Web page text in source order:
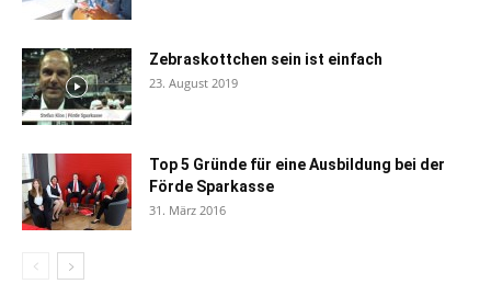
Zebraskottchen sein ist einfach
23. August 2019
Top 5 Gründe für eine Ausbildung bei der
Förde Sparkasse
31. März 2016